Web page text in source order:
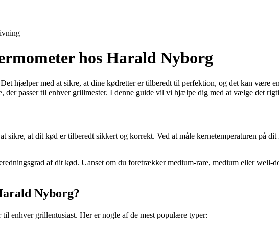
hos Harald Nyborg
hjælper med at sikre, at dine kødretter er tilberedt til perfektion, og det kan være
passer til enhver grillmester. I denne guide vil vi hjælpe dig med at vælge det
sikre, at dit kød er tilberedt sikkert og korrekt. Ved at måle kernetemperaturen på
af dit kød. Uanset om du foretrækker medium-rare, medium eller well-
Nyborg?
enhver grillentusiast. Her er nogle af de mest populære typer: